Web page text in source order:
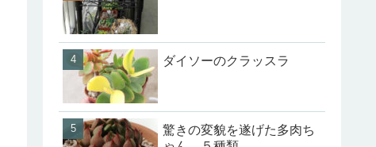
ダイソーのクラッスラ
驚きの変貌を遂げた多肉ち